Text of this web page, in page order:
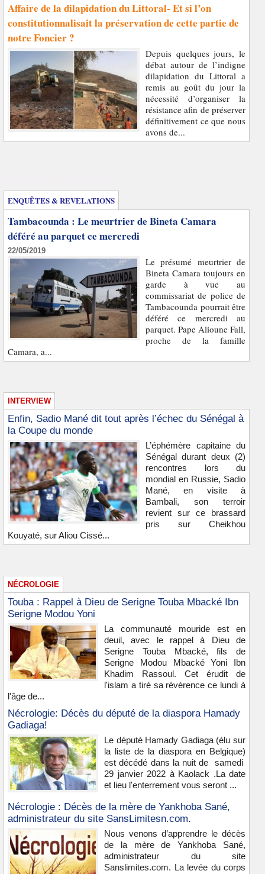
Affaire de la dilapidation du Littoral- Et si l’on
constitutionnalisait la préservation de cette partie de
notre Foncier ?
Depuis quelques jours, le
débat autour de l’indigne
dilapidation du Littoral a
remis au goût du jour la
nécessité d’organiser la
résistance afin de préserver
définitivement ce que nous
avons de...
ENQUÊTES & REVELATIONS
Tambacounda : Le meurtrier de Bineta Camara
déféré au parquet ce mercredi
22/05/2019
Le présumé meurtrier de
Bineta Camara toujours en
garde à vue au
commissariat de police de
Tambacounda pourrait être
déféré ce mercredi au
parquet. Pape Alioune Fall,
proche de la famille
Camara, a...
INTERVIEW
Enfin, Sadio Mané dit tout après l’échec du Sénégal à
la Coupe du monde
L’éphémère capitaine du
Sénégal durant deux (2)
rencontres lors du
mondial en Russie, Sadio
Mané, en visite à
Bambali, son terroir
revient sur ce brassard
pris sur Cheikhou
Kouyaté, sur Aliou Cissé...
NÉCROLOGIE
Touba : Rappel à Dieu de Serigne Touba Mbacké Ibn
Serigne Modou Yoni
La communauté mouride est en
deuil, avec le rappel à Dieu de
Serigne Touba Mbacké, fils de
Serigne Modou Mbacké Yoni Ibn
Khadim Rassoul. Cet érudit de
l'islam a tiré sa révérence ce lundi à
l'âge de...
Nécrologie: Décès du député de la diaspora Hamady
Gadiaga!
Le député Hamady Gadiaga (élu sur
la liste de la diaspora en Belgique)
est décédé dans la nuit de samedi
29 janvier 2022 à Kaolack .La date
et lieu l'enterrement vous seront ...
Nécrologie : Décès de la mère de Yankhoba Sané,
administrateur du site SansLimitesn.com.
Nous venons d’apprendre le décès
de la mère de Yankhoba Sané,
administrateur du site
Sanslimites.com. La levée du corps